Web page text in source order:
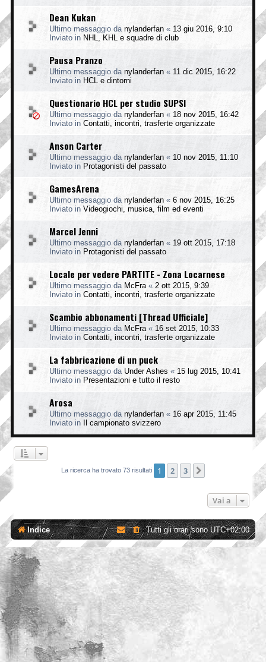
Dean Kukan
Ultimo messaggio da nylanderfan « 13 giu 2016, 9:10
Inviato in NHL, KHL e squadre di club
Pausa Pranzo
Ultimo messaggio da nylanderfan « 11 dic 2015, 16:22
Inviato in HCL e dintorni
Questionario HCL per studio SUPSI
Ultimo messaggio da nylanderfan « 18 nov 2015, 16:42
Inviato in Contatti, incontri, trasferte organizzate
Anson Carter
Ultimo messaggio da nylanderfan « 10 nov 2015, 11:10
Inviato in Protagonisti del passato
GamesArena
Ultimo messaggio da nylanderfan « 6 nov 2015, 16:25
Inviato in Videogiochi, musica, film ed eventi
Marcel Jenni
Ultimo messaggio da nylanderfan « 19 ott 2015, 17:18
Inviato in Protagonisti del passato
Locale per vedere PARTITE - Zona Locarnese
Ultimo messaggio da McFra « 2 ott 2015, 9:39
Inviato in Contatti, incontri, trasferte organizzate
Scambio abbonamenti [Thread Ufficiale]
Ultimo messaggio da McFra « 16 set 2015, 10:33
Inviato in Contatti, incontri, trasferte organizzate
La fabbricazione di un puck
Ultimo messaggio da Under Ashes « 15 lug 2015, 10:41
Inviato in Presentazioni e tutto il resto
Arosa
Ultimo messaggio da nylanderfan « 16 apr 2015, 11:45
Inviato in
Il campionato svizzero
La ricerca ha trovato 73 risultati 1 2 3
Vai a
Indice Tutti gli orari sonoUTC+02:00